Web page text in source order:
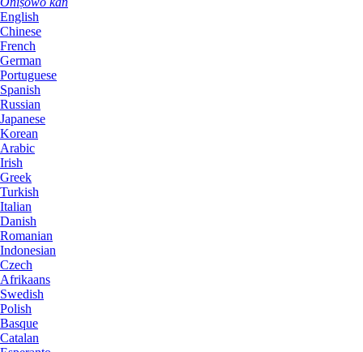
English
Chinese
French
German
Portuguese
Spanish
Russian
Japanese
Korean
Arabic
Irish
Greek
Turkish
Italian
Danish
Romanian
Indonesian
Czech
Afrikaans
Swedish
Polish
Basque
Catalan